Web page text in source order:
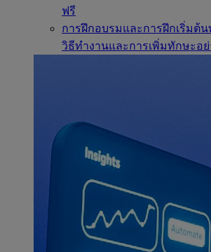
ฟรี
การฝึกอบรมและการฝึกเริ่มต้
วิธีทำงานและการเพิ่มทักษะอย่